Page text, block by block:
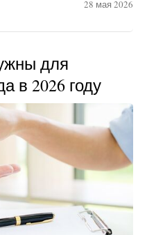
28 мая 2026
для
в 2026 году